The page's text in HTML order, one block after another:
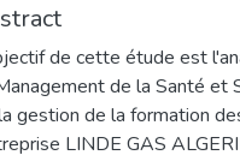
de cette étude est
de la Santé et
gestion de la formation
LINDE GAS